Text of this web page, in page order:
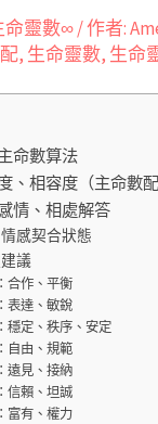
靈數∞/ 作者:
, 生命靈數, 生命
命數算法
、相容度（主命數配
情、相處解答
感契合狀態
議
合作、平衡
表達、敏銳
穩定、秩序、安定
自由、規範
遠見、接納
信賴、坦誠
富有、權力